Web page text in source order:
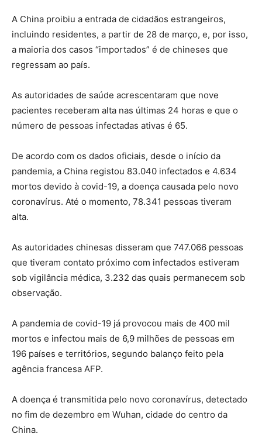
A China proibiu a entrada de cidadãos estrangeiros,
incluindo residentes, a partir de 28 de março, e, por isso,
a maioria dos casos “importados” é de chineses que
regressam ao país.
As autoridades de saúde acrescentaram que nove
pacientes receberam alta nas últimas 24 horas e que o
número de pessoas infectadas ativas é 65.
De acordo com os dados oficiais, desde o início da
pandemia, a China registou 83.040 infectados e 4.634
mortos devido à covid-19, a doença causada pelo novo
coronavírus. Até o momento, 78.341 pessoas tiveram
alta.
As autoridades chinesas disseram que 747.066 pessoas
que tiveram contato próximo com infectados estiveram
sob vigilância médica, 3.232 das quais permanecem sob
observação.
A pandemia de covid-19 já provocou mais de 400 mil
mortos e infectou mais de 6,9 milhões de pessoas em
196 países e territórios, segundo balanço feito pela
agência francesa AFP.
A doença é transmitida pelo novo coronavírus, detectado
no fim de dezembro em Wuhan, cidade do centro da
China.